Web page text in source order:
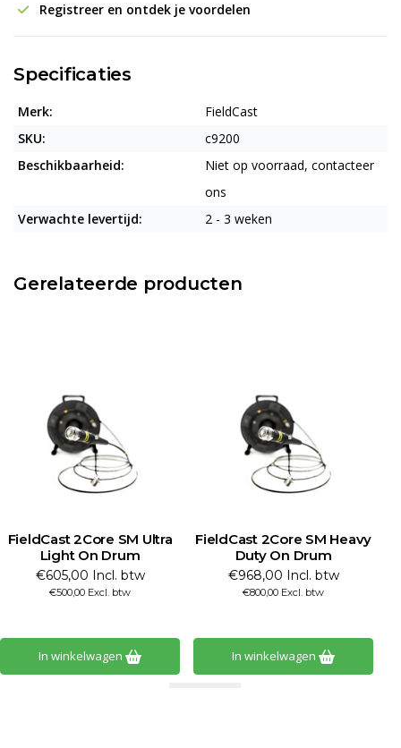
Registreer en ontdek je voordelen
Specificaties
Merk:
FieldCast
SKU:
c9200
Beschikbaarheid:
Niet op voorraad, contacteer
ons
Verwachte levertijd:
2 - 3 weken
Gerelateerde producten
FieldCast 2Core SM Ultra
Light On Drum
€605,00 Incl. btw
€500,00 Excl. btw
In winkelwagen
FieldCast 2Core SM Heavy
Duty On Drum
€968,00 Incl. btw
€800,00 Excl. btw
In winkelwagen